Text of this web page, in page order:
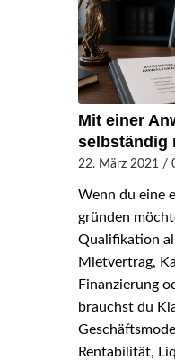
Mit einer
selbständig
22. März 2021 /
Wenn du eine
gründen
Qualifikation
Mietvertrag,
Finanzierung
brauchst du
Rentabilität,